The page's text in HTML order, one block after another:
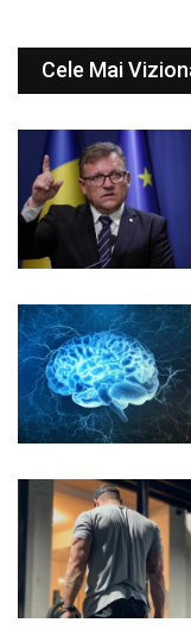
Cele Mai